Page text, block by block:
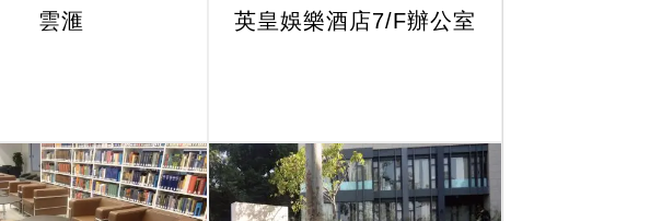
雲滙 英皇娛樂酒店7/F辦公室